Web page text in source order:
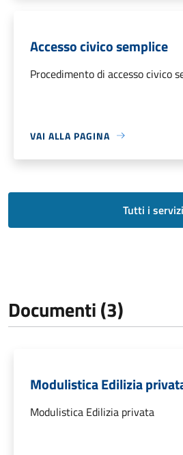
Accesso civico semplice
Procedimento di accesso civico
VAI ALLA PAGINA
Tutti i servizi
Documenti (3)
Modulistica Edilizia
Modulistica Edilizia privata